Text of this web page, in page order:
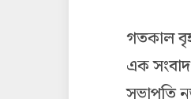
গতকাল
এক